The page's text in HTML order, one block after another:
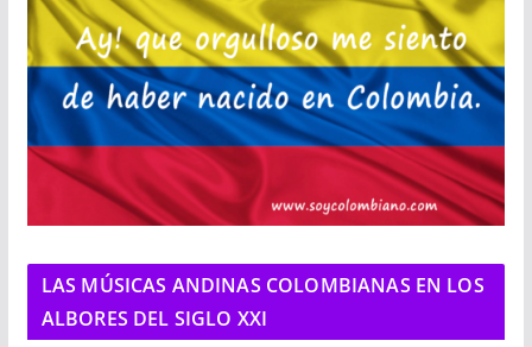
LAS MÚSICAS ANDINAS COLOMBIANAS EN LOS
ALBORES DEL SIGLO XXI